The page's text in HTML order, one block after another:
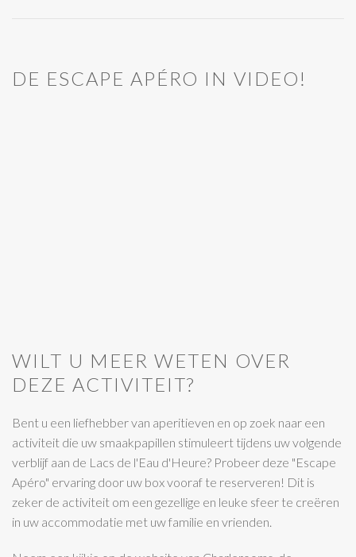
DE ESCAPE APÉRO IN VIDEO!
WILT U MEER WETEN OVER
DEZE ACTIVITEIT?
Bent u een liefhebber van aperitieven en op zoek naar een
activiteit die uw smaakpapillen stimuleert tijdens uw volgende
verblijf aan de Lacs de l'Eau d'Heure? Probeer deze "Escape
Apéro" ervaring door uw box vooraf te reserveren! Dit is
zeker de activiteit om een gezellige en leuke sfeer te creëren
in uw accommodatie met uw familie en vrienden.